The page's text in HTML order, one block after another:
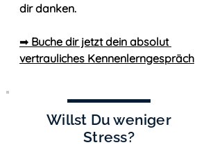
dir danken.
➡ Buche dir jetzt dein absolut
vertrauliches Kennenlerngespräch
Willst Duweniger
Stress?